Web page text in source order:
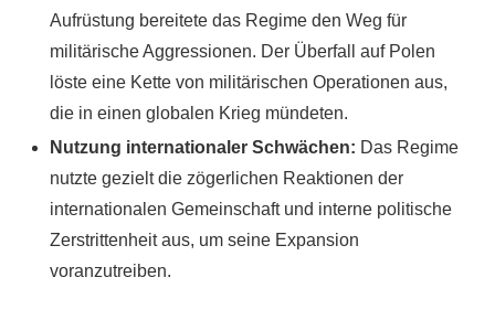
Aufrüstung bereitete das Regime den Weg für
militärische Aggressionen. Der Überfall auf Polen
löste eine Kette von militärischen Operationen aus,
die in einen globalen Krieg mündeten.
Nutzung internationaler Schwächen: Das Regime
nutzte gezielt die zögerlichen Reaktionen der
internationalen Gemeinschaft und interne politische
Zerstrittenheit aus, um seine Expansion
voranzutreiben.